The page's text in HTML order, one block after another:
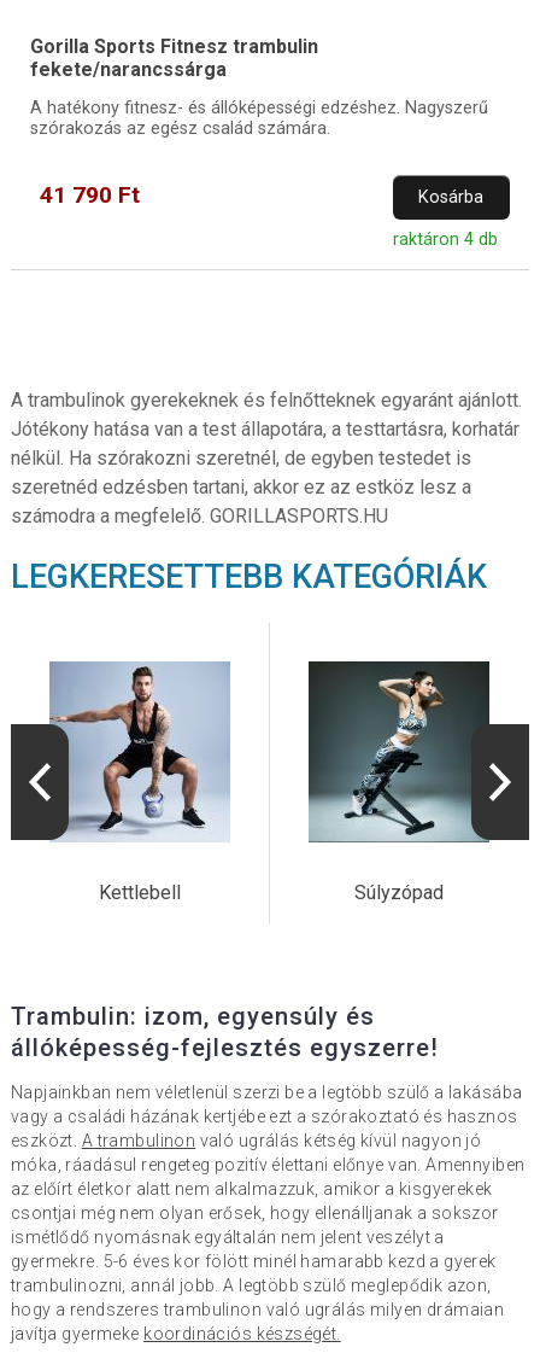
Gorilla Sports Fitnesz trambulin
fekete/narancssárga
A hatékony fitnesz- és állóképességi edzéshez. Nagyszerű
szórakozás az egész család számára.
41 790 Ft Kosárba
raktáron 4 db
A trambulinok gyerekeknek és felnőtteknek egyaránt ajánlott.
Jótékony hatása van a test állapotára, a testtartásra, korhatár
nélkül. Ha szórakozni szeretnél, de egyben testedet is
szeretnéd edzésben tartani, akkor ez az estköz lesz a
számodra a megfelelő. GORILLASPORTS.HU
LEGKERESETTEBB KATEGÓRIÁK
Kettlebell Súlyzópad
Trambulin: izom, egyensúly és
állóképesség-fejlesztés egyszerre!
Napjainkban nem véletlenül szerzi be a legtöbb szülő a lakásába
vagy a családi házának kertjébe ezt a szórakoztató és hasznos
eszközt. A trambulinon való ugrálás kétség kívül nagyon jó
móka, ráadásul rengeteg pozitív élettani előnye van. Amennyiben
az előírt életkor alatt nem alkalmazzuk, amikor a kisgyerekek
csontjai még nem olyan erősek, hogy ellenálljanak a sokszor
ismétlődő nyomásnak egyáltalán nem jelent veszélyt a
gyermekre. 5-6 éves kor fölött minél hamarabb kezd a gyerek
trambulinozni, annál jobb. A legtöbb szülő meglepődik azon,
hogy a rendszeres trambulinon való ugrálás milyen drámaian
javítja gyermeke koordinációs készségét.